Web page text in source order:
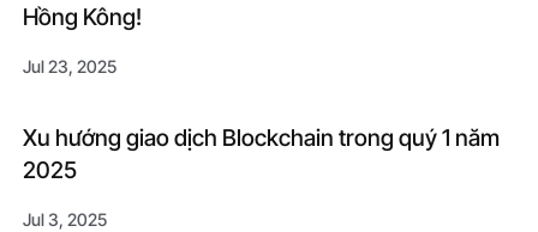
Hồng Kông!
Jul 23, 2025
Xu hướng giao dịch Blockchain trong quý 1 năm
2025
Jul 3, 2025